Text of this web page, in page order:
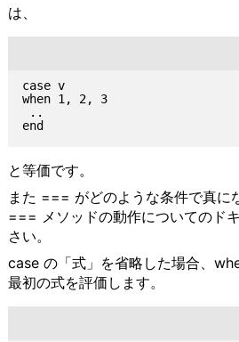
は、
case v
when 1, 2, 3
..
と等価です。
また === がどのような条件で真に
=== メソッドの動作についてのド
さい。
case の「式」を省略した場合、
最初の式を評価します。